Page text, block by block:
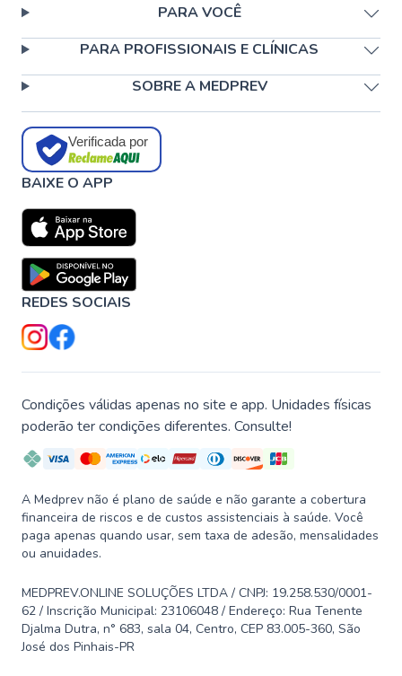
PARA VOCÊ
PARA PROFISSIONAIS E CLÍNICAS
SOBRE A MEDPREV
Verificada por
BAIXE O APP
REDES SOCIAIS
Condições válidas apenas no site e app. Unidades físicas
poderão ter condições diferentes. Consulte!
A Medprev não é plano de saúde e não garante a cobertura
financeira de riscos e de custos assistenciais à saúde. Você
paga apenas quando usar, sem taxa de adesão, mensalidades
ou anuidades.
MEDPREV.ONLINE SOLUÇÕES LTDA / CNPJ: 19.258.530/0001-
62 / Inscrição Municipal: 23106048 / Endereço: Rua Tenente
Djalma Dutra, n° 683, sala 04, Centro, CEP 83.005-360, São
José dos Pinhais-PR